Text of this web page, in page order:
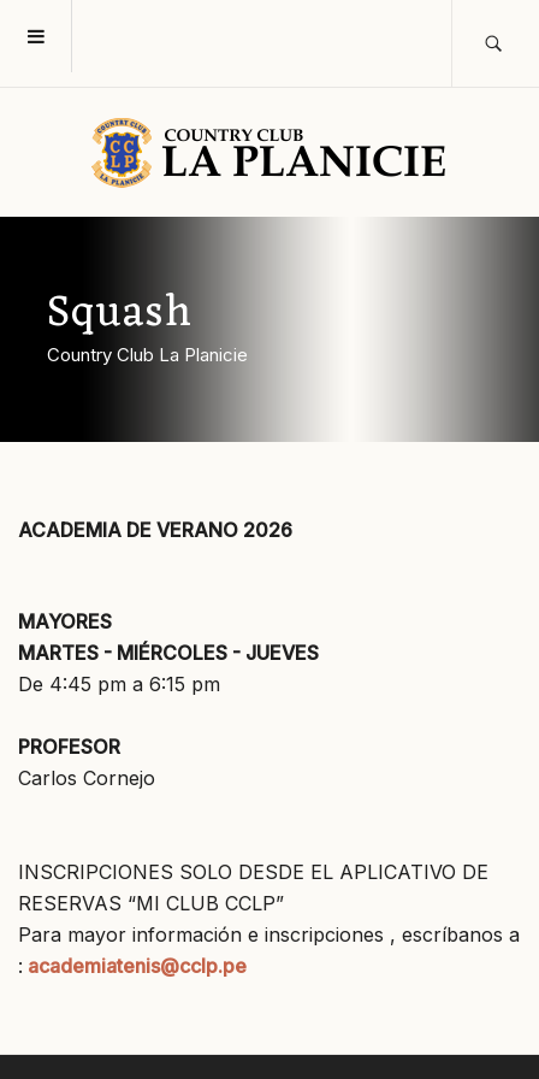
Squash
Country Club La Planicie
ACADEMIA DE VERANO 2026
MAYORES
MARTES - MIÉRCOLES - JUEVES
De 4:45 pm a 6:15 pm
PROFESOR
Carlos Cornejo
INSCRIPCIONES SOLO DESDE EL APLICATIVO DE
RESERVAS “MI CLUB CCLP”
Para mayor información e inscripciones , escríbanos a
: academiatenis@cclp.pe